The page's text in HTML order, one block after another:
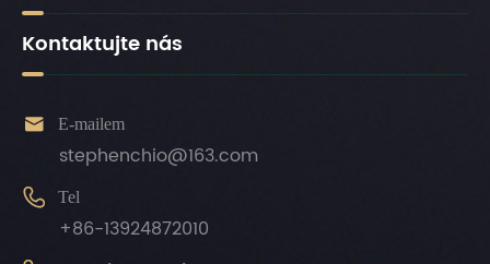
Kontaktujte nás
 E-mailem
stephenchio@163.com
 Tel
+86-13924872010